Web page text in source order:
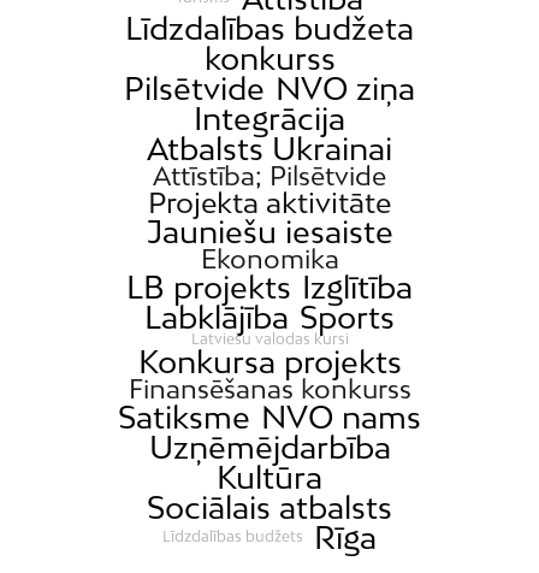
Līdzdalības budžeta
konkurss
Pilsētvide NVO ziņa
Integrācija
Atbalsts Ukrainai
Attīstība; Pilsētvide
Projekta aktivitāte
Jauniešu iesaiste
Ekonomika
LB projekts Izglītība
Labklājība Sports
Latviešu valodas kursi
Konkursa projekts
Finansēšanas konkurss
Satiksme NVO nams
Uzņēmējdarbība
Kultūra
Sociālais atbalsts
Līdzdalības budžets Rīga